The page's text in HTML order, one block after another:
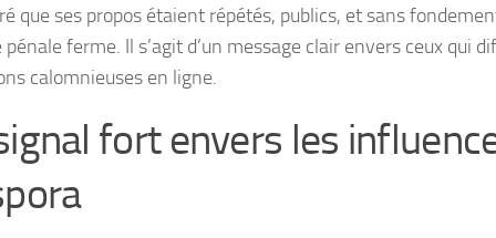
que ses propos étaient répétés, publics, et sans
pénale ferme. Il s’agit d’un message clair envers ceux qui
calomnieuses en ligne.
fort envers les